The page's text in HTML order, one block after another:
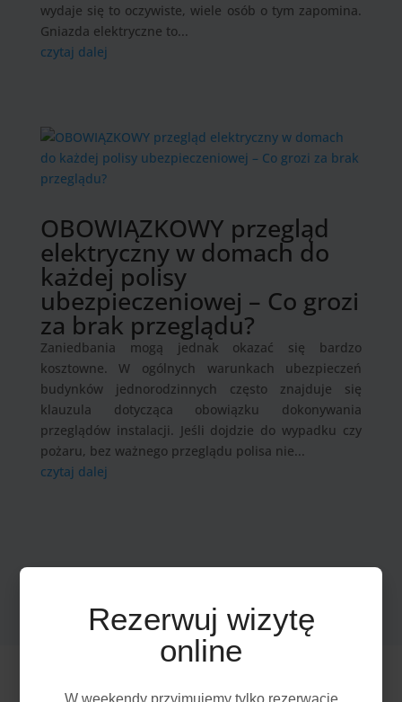
wydaje się to oczywiste, wiele osób o tym zapomina.
Gniazda elektryczne to...
czytaj dalej
OBOWIĄZKOWY przegląd
elektryczny w domach do
każdej polisy
ubezpieczeniowej – Co grozi
za brak przeglądu?
Zaniedbania mogą jednak okazać się bardzo
kosztowne. W ogólnych warunkach ubezpieczeń
budynków jednorodzinnych często znajduje się
klauzula dotycząca obowiązku dokonywania
przeglądów instalacji. Jeśli dojdzie do wypadku czy
pożaru, bez ważnego przeglądu polisa nie...
czytaj dalej
Rezerwuj wizytę
online
W weekendy przyjmujemy tylko rezerwację